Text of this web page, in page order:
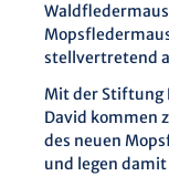
stellvertretend
Mit der Stiftung
David kommen
des neuen
und legen